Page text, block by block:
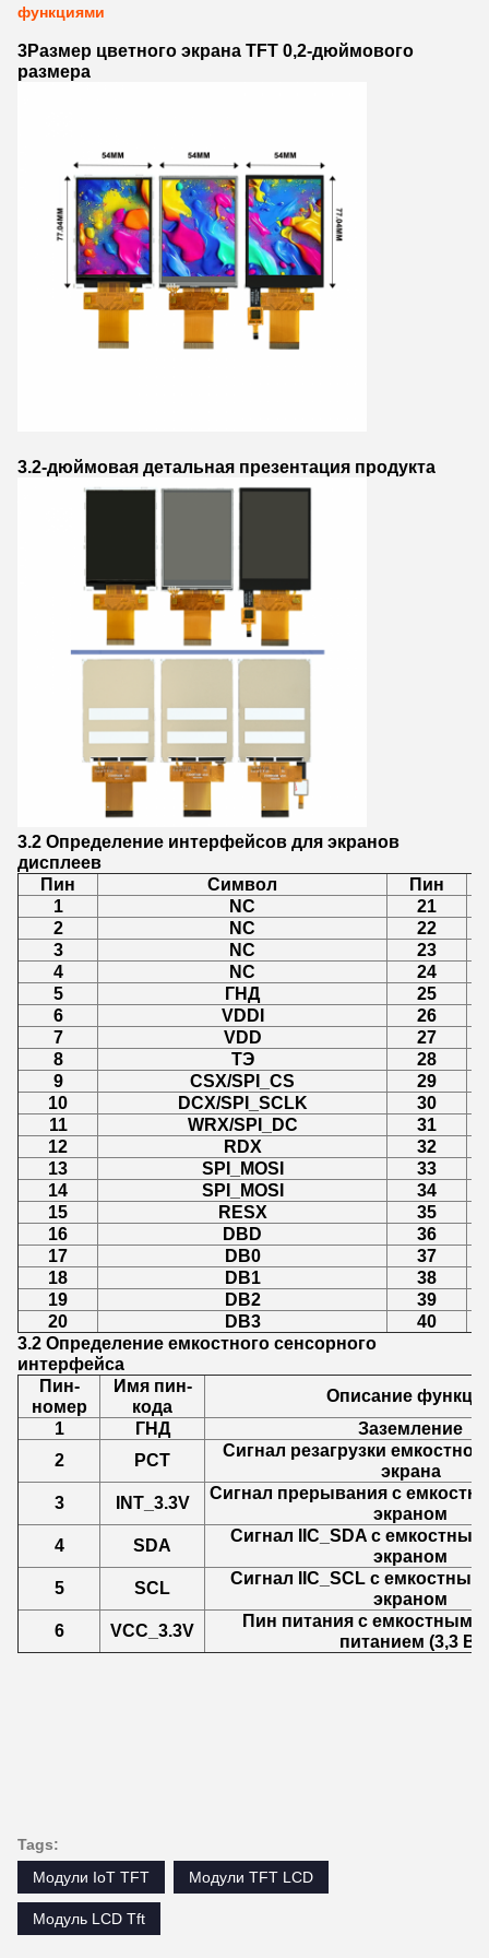
функциями
3Размер цветного экрана TFT 0,2-дюймового
размера
3.2-дюймовая детальная презентация продукта
3.2 Определение интерфейсов для экранов
дисплеев
Пин
Символ
Пин
1
NC
21
2
NC
22
3
NC
23
4
NC
24
5
ГНД
25
6
VDDI
26
7
VDD
27
8
ТЭ
28
9
CSX/SPI_CS
29
10
DCX/SPI_SCLK
30
11
WRX/SPI_DC
31
12
RDX
32
13
SPI_MOSI
33
14
SPI_MOSI
34
15
RESX
35
16
DBD
36
17
DB0
37
18
DB1
38
19
DB2
39
20
DB3
40
3.2 Определение емкостного сенсорного
интерфейса
Пин-
номер
Имя пин-
кода
Описание
1
ГНД
Заземление
2
РСТ
Сигнал резагрузки
экрана
3
INT_3.3V
Сигнал прерывания с
экраном
4
SDA
Сигнал IIC_SDA с
экраном
5
SCL
Сигнал IIC_SCL с
экраном
6
VCC_3.3V
Пин питания с емкостным
питанием (3,3 В)
Tags:
Модули IoT TFT
Модули TFT LCD
Модуль LCD Tft